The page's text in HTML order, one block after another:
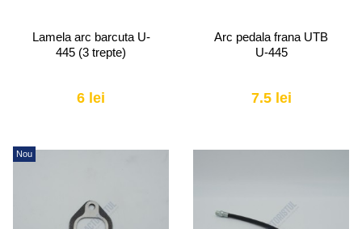
Lamela arc barcuta U-
445 (3 trepte)
6 lei
Arc pedala frana UTB
U-445
7.5 lei
Nou